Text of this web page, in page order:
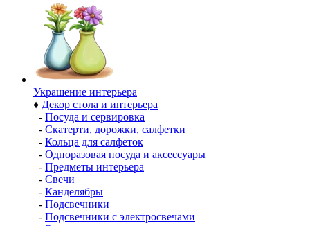
Украшение интерьера
♦ Декор стола и интерьера
- Посуда и сервировка
- Скатерти, дорожки, салфетки
- Кольца для салфеток
- Одноразовая посуда и аксессуары
- Предметы интерьера
- Свечи
- Канделябры
- Подсвечники
- Подсвечники с электросвечами